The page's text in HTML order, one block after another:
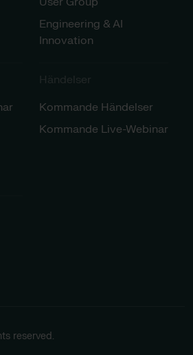
Engineering & AI
Innovation
Händelser​
Kommande Händelser
Kommande Live-Webinar
reserved.